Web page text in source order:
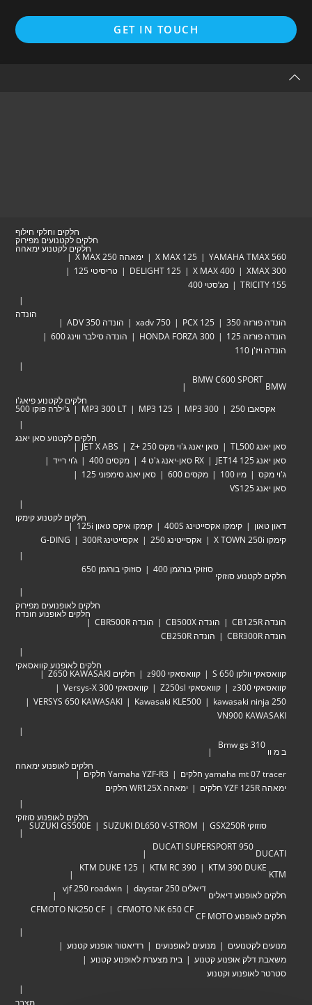
GET IN TOUCH
חלקים וחלקי חילוף
חלקים לקטנועים מפירוק
חלקים לקטנוע ימאהה
YAMAHA TMAX 560
X MAX 125
ימאהה X MAX 250
XMAX 300
X MAX 400
DELIGHT 125
טריסיטי 125
TRICITY 155
מג’סטי 400
הונדה
הונדה פורזה 350 PCX 125
xadv 750
הונדה ADV 350
הונדה פורזה 125
HONDA FORZA 300
הונדה סילבר ווינג 600
הונדה ויז'ן 110
BMW
BMW C600 SPORT
חלקים לקטנוע פיאג'ו
אקסאבו 250 MP3 300
MP3 125
MP3 300 LT ג'ילרה פוקו 500
חלקים לקטנוע סאן יאנג
סאן יאנג TL500 סאן יאנג ג'וי מקס Zּ+ 250
JET X ABS
סאן יאנג JET14 125
RX סאן-יאנג ג'ט 4 מקסים 400
ג’וי רייד
ג'וי מקס
מיו 100 מקסים 600
סאן יאנג סימפוני 125
סאן יאנג VS125
חלקים לקטנוע קימקו
דאון טאון קימקו אקסייטינג 400S
קימקו איקס טאון 125i
קימקו X TOWN 250i
אקסייטינג 250 אקסייטינג 300R G-DING
חלקים לקטנוע סוזוקי
סוזוקי בורגמן 400 סוזוקי בורגמן 650
חלקים לאופנועים מפירוק
חלקים לאופנוע הונדה
הונדה CB125R הונדה CB500X
הונדה CBR500R
הונדה CBR300R
הונדה CB250R
חלקים לאופנוע קוואסאקי
קוואסאקי וולקן 650 S קוואסאקי z900
חלקים Z650 KAWASAKI
קוואסאקי z300
קוואסאקי Z250sl
קוואסאקי Versys-X 300
kawasaki ninja 250
Kawasaki KLE500
VERSYS 650 KAWASAKI
VN900 KAWASAKI
ב מ וו
Bmw gs 310
חלקים לאופנוע ימאהה
yamaha mt 07 tracer חלקים
Yamaha YZF-R3 חלקים
ימאהה YZF 125R חלקים
ימאהה WR125X חלקים
חלקים לאופנוע סוזוקי
סוזוקי GSX250R SUZUKI DL650 V-STROM
SUZUKI GS500E
DUCATI
DUCATI SUPERSPORT 950
KTM
KTM 390 DUKE
KTM RC 390
KTM DUKE 125
חלקים לאופנוע דיאלים
דיאלים 250 daystar vjf 250 roadwin
חלקים לאופנוע CF MOTO
CFMOTO NK 650 CF
CFMOTO NK250 CF
מנועים לקטנועים מנועים לאופנועים
רדיאטור אופנוע קטנוע
משאבת דלק אופנוע קטנוע
בית מצערת לאופנוע קטנוע
סטרטר לאופנוע וקטנוע
מצבר